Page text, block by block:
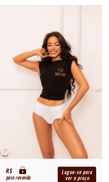
R$
para revenda
Logue-se para
ver o preço